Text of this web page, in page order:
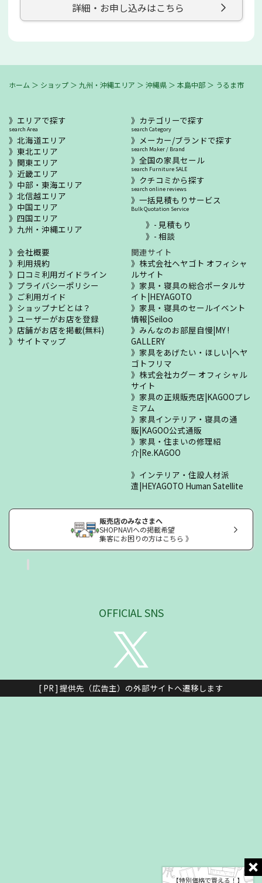
【特別価格で買える！】
詳細・お申し込みはこちら
ホーム ＞ ショップ ＞ 九州・沖縄エリア ＞ 沖縄県 ＞ 本島中部 ＞ うるま市
エリアで探す
search Area
北海道エリア
東北エリア
関東エリア
近畿エリア
中部・東海エリア
北信越エリア
中国エリア
四国エリア
九州・沖縄エリア
カテゴリーで探す
search Category
メーカー/ブランドで探す
search Maker / Brand
全国の家具セール
search Furniture SALE
クチコミから探す
search online reviews
一括見積もりサービス
Bulk Quotation Service
- 見積もり
- 相談
会社概要
利用規約
口コミ利用ガイドライン
プライバシーポリシー
ご利用ガイド
ショップナビとは？
ユーザーがお店を登録
店舗がお店を掲載(無料)
サイトマップ
関連サイト
株式会社ヘヤゴト オフィシャ
ルサイト
家具・寝具の総合ポータルサ
イト|HEYAGOTO
家具・寝具のセールイベント
情報|Seiloo
みんなのお部屋自慢|MY !
GALLERY
家具をあげたい・ほしい|ヘヤ
ゴトフリマ
株式会社カグー オフィシャル
サイト
家具の正規販売店|KAGOOプレ
ミアム
家具インテリア・寝具の通
販|KAGOO公式通販
家具・住まいの修理紹
介|Re.KAGOO
インテリア・住設人材派
遣|HEYAGOTO Human Satellite
販売店のみなさまへ
SHOPNAVIへの掲載希望
集客にお困りの方はこちら 》
OFFICIAL SNS
[ PR ] 提供先（広告主）の外部サイトへ遷移します